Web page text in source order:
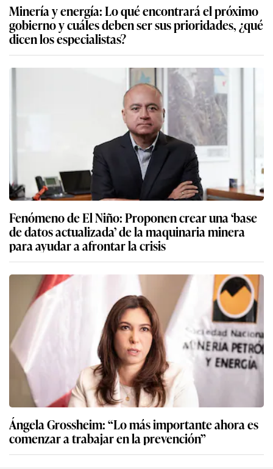
Minería y energía: Lo qué encontrará el próximo
gobierno y cuáles deben ser sus prioridades, ¿qué
dicen los especialistas?
Fenómeno de El Niño: Proponen crear una ‘base
de datos actualizada’ de la maquinaria minera
para ayudar a afrontar la crisis
Ángela Grossheim: “Lo más importante ahora es
comenzar a trabajar en la prevención”